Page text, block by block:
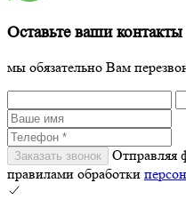
Оставьте ваши контакты
мы обязательно Вам
Отправляя
правилами обработки